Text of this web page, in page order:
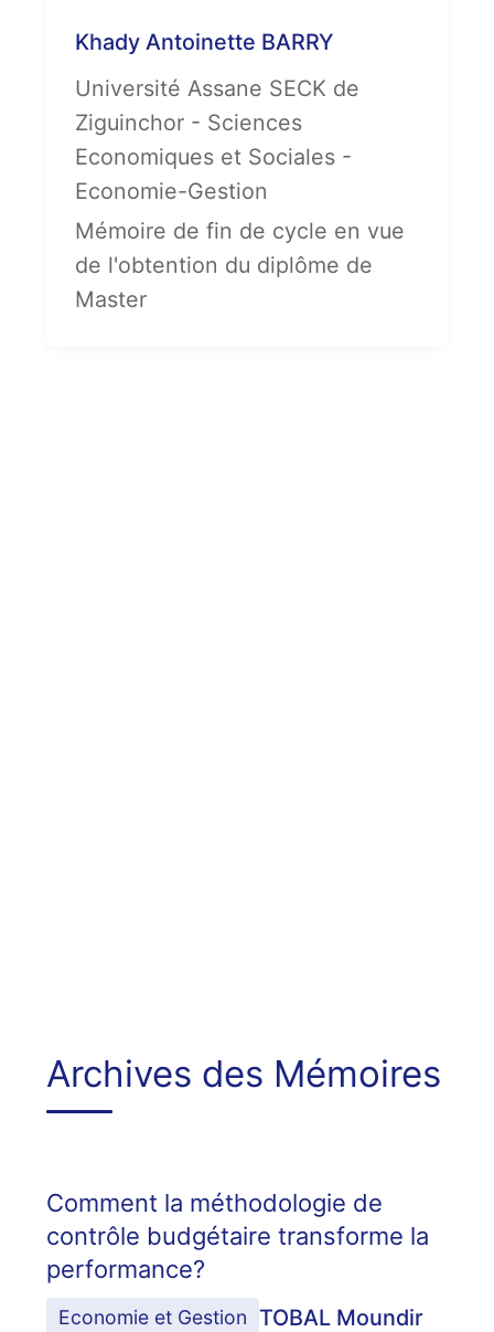
Khady Antoinette BARRY
Université Assane SECK de
Ziguinchor - Sciences
Economiques et Sociales -
Economie-Gestion
Mémoire de fin de cycle en vue
de l'obtention du diplôme de
Master
Archives des Mémoires
Comment la méthodologie de
contrôle budgétaire transforme la
performance?
Economie et Gestion TOBAL Moundir